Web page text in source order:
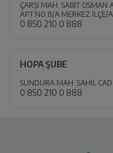
ÇARŞI MAH. SABİT OSMAN
APT.NO:8/A MERKEZ İLÇE/
0 850 210 0 888
HOPA ŞUBE
SUNDURA MAH. SAHİL
0 850 210 0 888